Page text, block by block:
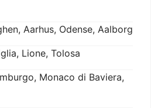
Aarhus, Odense, Aalborg
Lione, Tolosa
Monaco di Baviera,